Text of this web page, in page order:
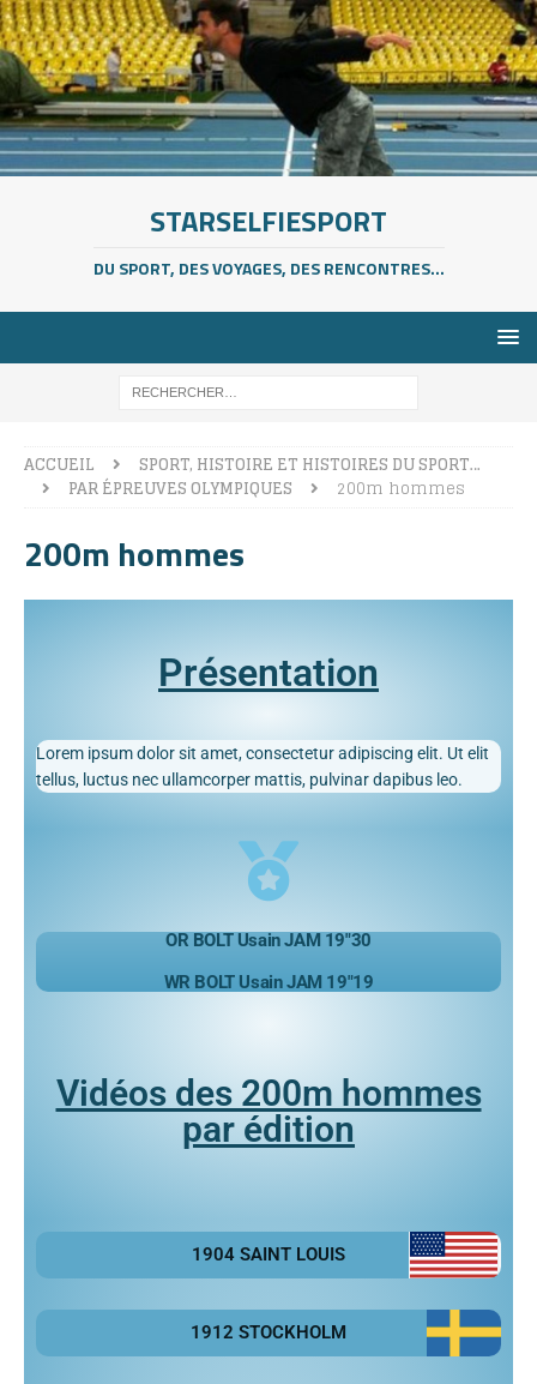
STARSELFIESPORT
DU SPORT, DES VOYAGES, DES RENCONTRES...
ACCUEIL
SPORT, HISTOIRE ET HISTOIRES DU SPORT…
PAR ÉPREUVES OLYMPIQUES
200m hommes
200m hommes
Présentation
Lorem ipsum dolor sit amet, consectetur adipiscing elit. Ut elit
tellus, luctus nec ullamcorper mattis, pulvinar dapibus leo.
OR BOLT Usain JAM 19″30
WR BOLT Usain JAM 19″19
Vidéos des 200m hommes
par édition
1904 SAINT LOUIS
1912 STOCKHOLM